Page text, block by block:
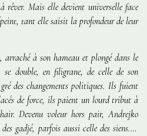
rêver. Mais elle devient universelle face
tant elle saisit la profondeur de leur
arraché à son hameau et plongé dans le
se double, en filigrane, de celle de son
des changements politiques. Ils fuient
de force, ils paient un lourd tribut à
Devenu voleur hors pair, Andrejko
gadjé, parfois aussi celle des siens. Il